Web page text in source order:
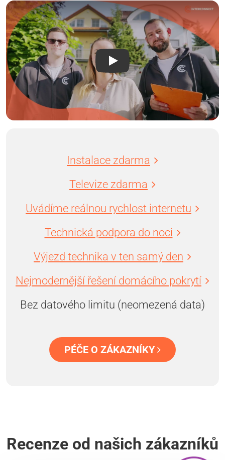
Instalace zdarma
Televize zdarma
Uvádíme reálnou rychlost internetu
Technická podpora do noci
Výjezd technika v ten samý den
Nejmodernější řešení domácího pokrytí
Bez datového limitu (neomezená data)
PÉČE O ZÁKAZNÍKY
Recenze od našich zákazníků